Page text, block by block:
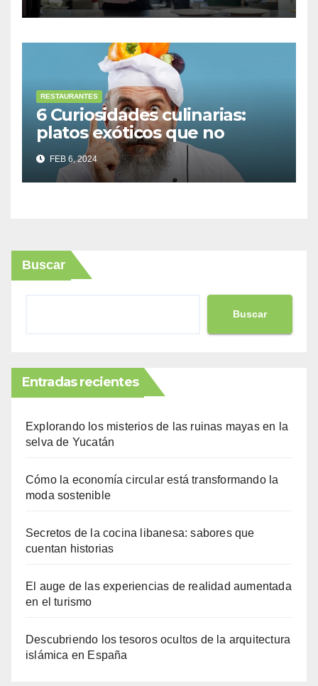
RESTAURANTES
6 Curiosidades culinarias:
platos exóticos que no
creerás que existen
FEB 6, 2024
Buscar
Buscar
Entradas recientes
Explorando los misterios de las ruinas mayas en la
selva de Yucatán
Cómo la economía circular está transformando la
moda sostenible
Secretos de la cocina libanesa: sabores que
cuentan historias
El auge de las experiencias de realidad aumentada
en el turismo
Descubriendo los tesoros ocultos de la arquitectura
islámica en España